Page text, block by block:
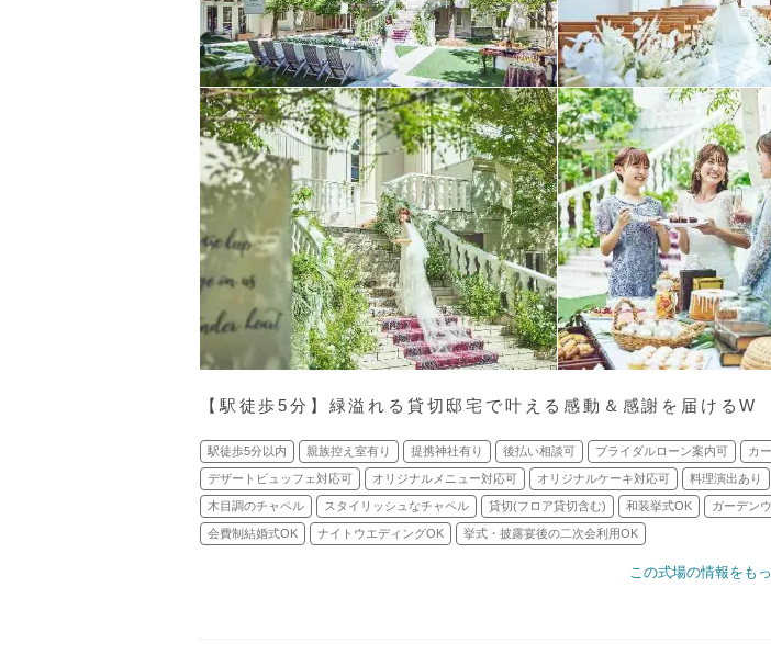
【駅徒歩5分】緑溢れる貸切邸宅で叶える感動＆感謝を届けるW
駅徒歩5分以内 親族控え室有り 提携神社有り 後払い相談可 ブライダルローン案内可 カ
デザートビュッフェ対応可 オリジナルメニュー対応可 オリジナルケーキ対応可 料理演出あり
木目調のチャペル スタイリッシュなチャペル 貸切(フロア貸切含む) 和装挙式OK ガーデン
会費制結婚式OK ナイトウエディングOK 挙式・披露宴後の二次会利用OK
この式場の情報をも